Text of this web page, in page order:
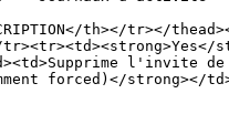
th></tr></
l'invite
forced)</